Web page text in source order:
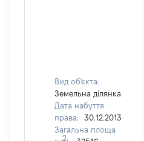
Вид об'єкта:
Земельна ділянка
Дата набуття
права:
30.12.2013
Загальна площа
2